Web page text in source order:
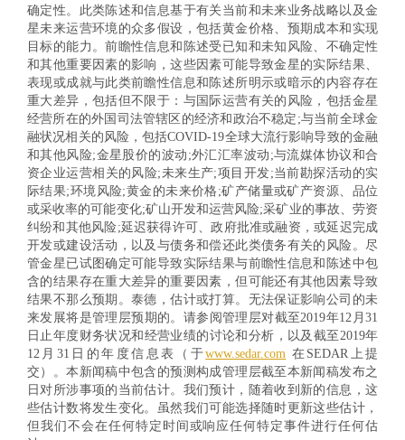
确定性。此类陈述和信息基于有关当前和未来业务战略以及金
星未来运营环境的众多假设，包括黄金价格、预期成本和实现
目标的能力。前瞻性信息和陈述受已知和未知风险、不确定性
和其他重要因素的影响，这些因素可能导致金星的实际结果、
表现或成就与此类前瞻性信息和陈述所明示或暗示的内容存在
重大差异，包括但不限于：与国际运营有关的风险，包括金星
经营所在的外国司法管辖区的经济和政治不稳定;与当前全球金
融状况相关的风险，包括COVID-19全球大流行影响导致的金融
和其他风险;金星股价的波动;外汇汇率波动;与流媒体协议和合
资企业运营相关的风险;未来生产;项目开发;当前勘探活动的实
际结果;环境风险;黄金的未来价格;矿产储量或矿产资源、品位
或采收率的可能变化;矿山开发和运营风险;采矿业的事故、劳资
纠纷和其他风险;延迟获得许可、政府批准或融资，或延迟完成
开发或建设活动，以及与债务和偿还此类债务有关的风险。尽
管金星已试图确定可能导致实际结果与前瞻性信息和陈述中包
含的结果存在重大差异的重要因素，但可能还有其他因素导致
结果不那么预期。泰德，估计或打算。无法保证影响公司的未
来发展将是管理层预期的。请参阅管理层对截至2019年12月31
日止年度财务状况和经营业绩的讨论和分析，以及截至2019年
12月31日的年度信息表（于www.sedar.com 在SEDAR上提
交）。本新闻稿中包含的预测构成管理层截至本新闻稿发布之
日对所涉事项的当前估计。我们预计，随着收到新的信息，这
些估计数将发生变化。虽然我们可能选择随时更新这些估计，
但我们不会在任何特定时间或响应任何特定事件进行任何估